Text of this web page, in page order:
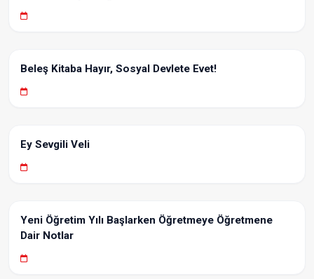
Beleş Kitaba Hayır, Sosyal Devlete Evet!
Ey Sevgili Veli
Yeni Öğretim Yılı Başlarken Öğretmeye Öğretmene
Dair Notlar